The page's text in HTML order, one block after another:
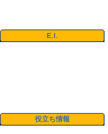
E.I.
役立ち情報